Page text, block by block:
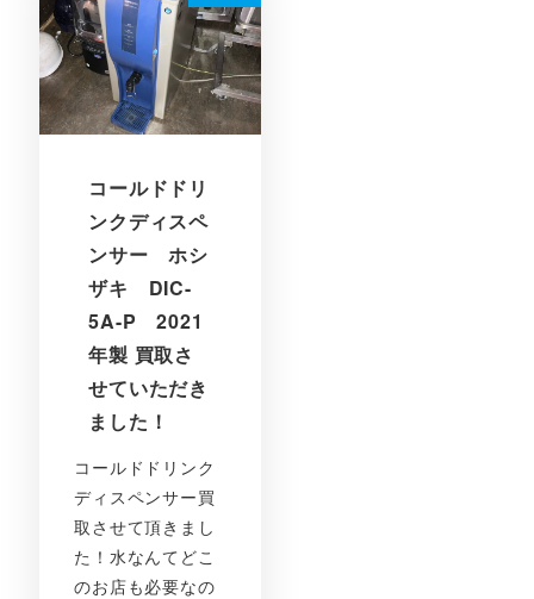
コールドドリ
ンクディスペ
ンサー ホシ
ザキ DIC-
5A-P 2021
年製 買取さ
せていただき
ました！
コールドドリンク
ディスペンサー買
取させて頂きまし
た！水なんてどこ
のお店も必要なの